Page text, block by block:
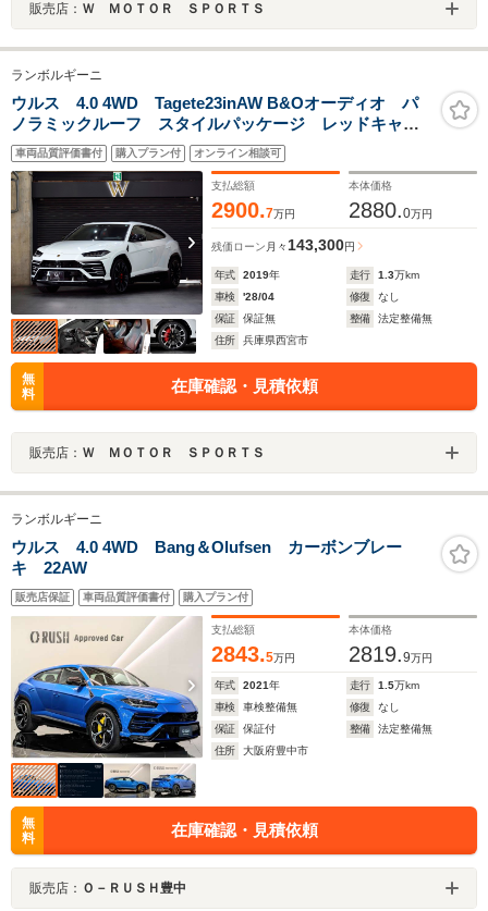
販売店： Ｗ ＭＯＴＯＲ ＳＰＯＲＴＳ
ランボルギーニ
ウルス 4.0 4WD Tagete23inAW B&Oオーディオ パ
ノラミックルーフ スタイルパッケージ レッドキャリ
パー Q-Citura電動シート シートヒーター フロント
プロテクションフィルム 検査R10.4まで 記録簿スペア
キー有 禁煙
車両品質評価書付 購入プラン付 オンライン相談可
支払総額
2900.7万円
本体価格
2880.0万円
残価ローン 月々 143,300円
年式 2019年 走行 1.3万km
車検
'28/04 修復
なし
保証
保証無 整備
法定整備無
住所
兵庫県西宮市
無
料
在庫確認・見積依頼
販売店： Ｗ ＭＯＴＯＲ ＳＰＯＲＴＳ
ランボルギーニ
ウルス 4.0 4WD Bang＆Olufsen カーボンブレー
キ 22AW
販売店保証 車両品質評価書付 購入プラン付
支払総額
2843.5万円
本体価格
2819.9万円
年式 2021年 走行 1.5万km
車検
車検整備無 修復
なし
保証
保証付 整備
法定整備無
住所
大阪府豊中市
無
料
在庫確認・見積依頼
販売店： Ｏ－ＲＵＳＨ豊中